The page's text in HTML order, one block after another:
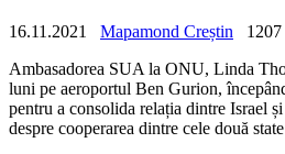
16.11.2021 Mapamond Creștin
1207
Ambasadorea SUA la ONU, Linda
luni pe aeroportul Ben Gurion,
pentru a consolida relația dintre Israel
despre cooperarea dintre cele două